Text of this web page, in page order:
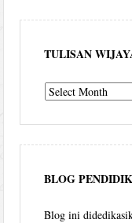
TULISAN
Tulisan
per
bulan
BLOG
Blog ini